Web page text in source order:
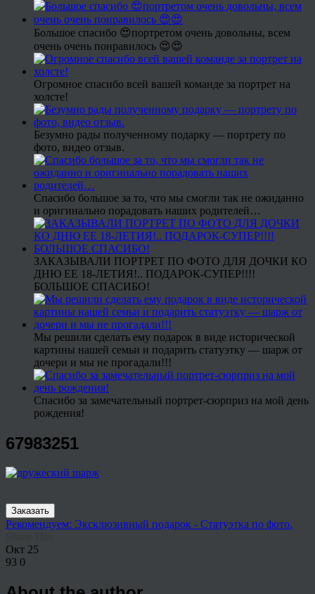
Большое спасибо 😍портретом очень довольны, всем
очень очень понравилось 😍😍
Огромное спасибо всей вашей команде за портрет на
холсте!
Безумно рады полученному подарку — портрету по
фото, видео отзыв.
Спасибо большое за то, что мы смогли так не ожиданно
и оригинально порадовать наших родителей…
ЗАКАЗЫВАЛИ ПОРТРЕТ ПО ФОТО ДЛЯ ДОЧКИ КО
ДНЮ ЕЕ 18-ЛЕТИЯ!.. ПОДАРОК-СУПЕР!!!!
БОЛЬШОЕ СПАСИБО!
Мы решили сделать ему подарок в виде исторической
картины нашей семьи и подарить статуэтку — шарж от
дочери и мы не прогадали!!!
Спасибо за замечательный портрет-сюрприз на мой день
рождения!
67983251
Заказать
Рекомендуем: Эксклюзивный подарок - Статуэтка по фото.
Окт 25
93 0